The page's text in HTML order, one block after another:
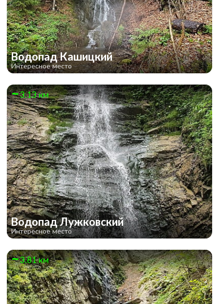
Водопад Кашицкий
Интересное место
3.13 км
Водопад Лужковский
Интересное место
3.81 км